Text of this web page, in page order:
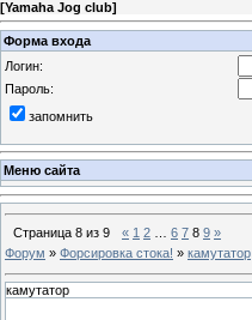
[Yamaha Jog club]
Форма входа
Логин:
Пароль:
запомнить
Меню сайта
Страница 8 из 9 « 1 2 6 7 8 9 »
Форум » Форсировка стока! » камутатор
камутатор